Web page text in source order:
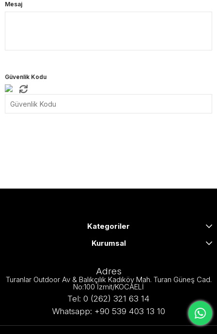
Mesaj
Güvenlik Kodu
Kategoriler
Kurumsal
Adres
Turanlar Outdoor Av & Balıkçılık Kadıköy Mah. Turan Güneş Cad.
No:100 İzmit/KOCAELİ
Tel: 0 (262) 321 63 14
Whatsapp: +90 539 403 13 10